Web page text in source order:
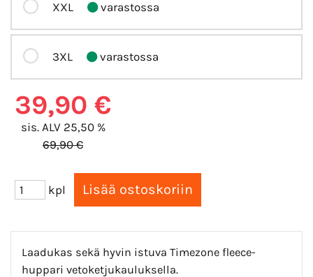
XXL varastossa
3XL varastossa
39,90 €
sis. ALV 25,50 %
69,90 €
kpl
Laadukas sekä hyvin istuva Timezone fleece-
huppari vetoketjukauluksella.